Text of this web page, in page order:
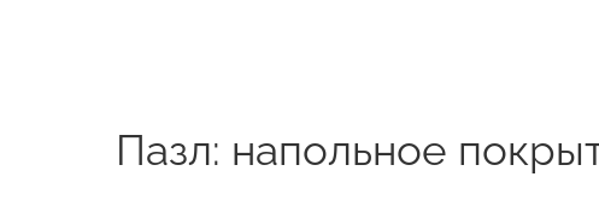
Пазл: напольное